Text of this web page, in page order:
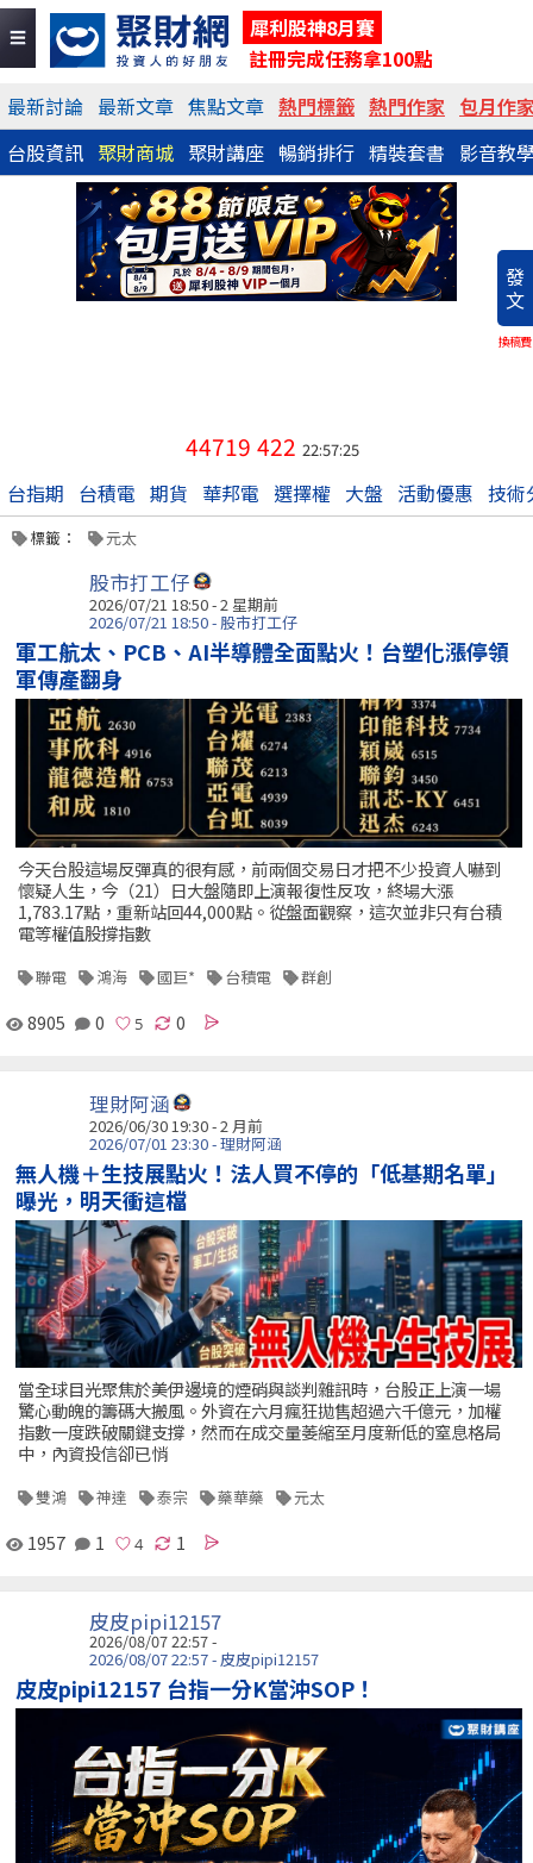
犀利股神8月賽
註冊完成任務拿100點
最新討論 最新文章 焦點文章 熱門標籤 熱門作家 包月作
台股資訊 聚財商城 聚財講座 暢銷排行 精裝套書 影音教
發
文
換稿費
44719 422 22:57:25
台指期 台積電 期貨 華邦電 選擇權 大盤 活動優惠 技術
標籤： 元太
股市打工仔
2026/07/21 18:50 - 2 星期前
2026/07/21 18:50 - 股市打工仔
軍工航太、PCB、AI半導體全面點火！台塑化漲停領
軍傳產翻身
今天台股這場反彈真的很有感，前兩個交易日才把不少投資人嚇到
懷疑人生，今（21）日大盤隨即上演報復性反攻，終場大漲
1,783.17點，重新站回44,000點。從盤面觀察，這次並非只有台積
電等權值股撐指數
聯電 鴻海 國巨* 台積電 群創
8905 0 0
理財阿涵
2026/06/30 19:30 - 2 月前
2026/07/01 23:30 - 理財阿涵
無人機＋生技展點火！法人買不停的「低基期名單」
曝光，明天衝這檔
當全球目光聚焦於美伊邊境的煙硝與談判雜訊時，台股正上演一場
驚心動魄的籌碼大搬風。外資在六月瘋狂拋售超過六千億元，加權
指數一度跌破關鍵支撐，然而在成交量萎縮至月度新低的窒息格局
中，內資投信卻已悄
雙鴻 神達 泰宗 藥華藥 元太
1957 1 1
皮皮pipi12157
2026/08/07 22:57 -
2026/08/07 22:57 - 皮皮pipi12157
皮皮pipi12157 台指一分K當沖SOP！